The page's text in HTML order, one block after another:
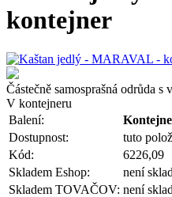
kontejner
Částečně samosprašná odrůda
V kontejneru
Balení:
Dostupnost:
tuto
Kód:
6226,09
Skladem Eshop:
není
Skladem TOVAČOV: není